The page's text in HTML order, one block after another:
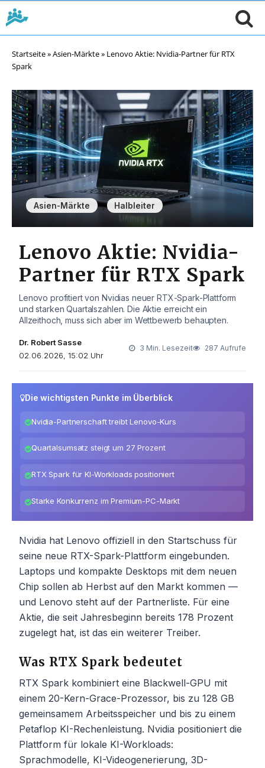
Startseite»Asien-Märkte» Lenovo Aktie: Nvidia-Partner für RTX
Spark
Asien-Märkte , Halbleiter
Lenovo Aktie: Nvidia-
Partner für RTX Spark
Lenovo profitiert von Nvidias neuer RTX-Spark-Plattform
und starken Quartalszahlen. Die Aktie erreicht ein
Allzeithoch, muss sich aber im Wettbewerb behaupten.
Dr. Robert Sasse
02.06.2026, 15:02 Uhr
3 Min. Lesezeit 287 Aufrufe
Die wichtigsten Punkte im Überblick
Nvidia-Partnerschaft treibt Lenovo-Kurs
Quartalsumsatz steigt um 27 Prozent
RTX Spark für KI-Workloads positioniert
Starke Konkurrenz im Premium-PC-Markt
Nvidia hat Lenovo offiziell in den Startschuss für
seine neue RTX-Spark-Plattform eingebunden.
Laptops und kompakte Desktops mit dem neuen
Chip sollen ab Herbst auf den Markt kommen —
und Lenovo steht auf der Partnerliste. Für eine
Aktie, die seit Jahresbeginn bereits 178 Prozent
zugelegt hat, ist das ein weiterer Treiber.
Was RTX Spark bedeutet
RTX Spark kombiniert eine Blackwell-GPU mit
einem 20-Kern-Grace-Prozessor, bis zu 128 GB
gemeinsamem Arbeitsspeicher und bis zu einem
Petaflop KI-Rechenleistung. Nvidia positioniert die
Plattform für lokale KI-Workloads:
Sprachmodelle, KI-Videogenerierung, 3D-